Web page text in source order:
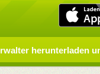
herunterladen